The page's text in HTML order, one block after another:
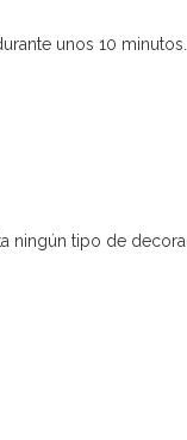
durante unos 10
ningún tipo de